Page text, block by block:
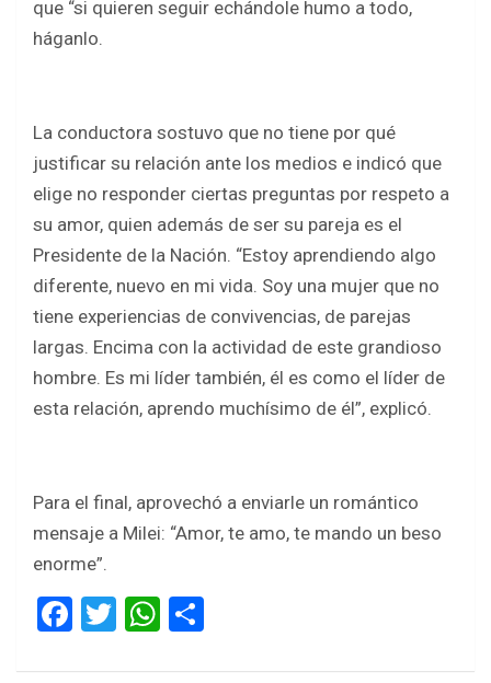
que “si quieren seguir echándole humo a todo,
háganlo.
La conductora sostuvo que no tiene por qué
justificar su relación ante los medios e indicó que
elige no responder ciertas preguntas por respeto a
su amor, quien además de ser su pareja es el
Presidente de la Nación. “Estoy aprendiendo algo
diferente, nuevo en mi vida. Soy una mujer que no
tiene experiencias de convivencias, de parejas
largas. Encima con la actividad de este grandioso
hombre. Es mi líder también, él es como el líder de
esta relación, aprendo muchísimo de él”, explicó.
Para el final, aprovechó a enviarle un romántico
mensaje a Milei: “Amor, te amo, te mando un beso
enorme”.
F
T
W